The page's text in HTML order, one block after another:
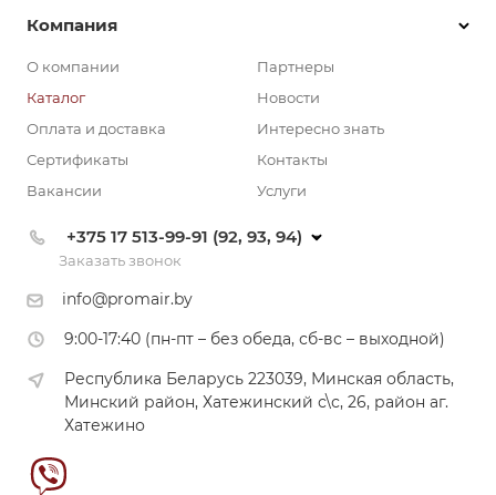
Компания
О компании
Каталог
Оплата и доставка
Сертификаты
Вакансии
Партнеры
Новости
Интересно знать
Контакты
Услуги
+375 17 513-99-91 (92, 93, 94)
Заказать звонок
info@promair.by
9:00-17:40 (пн-пт – без обеда, сб-вс – выходной)
Республика Беларусь 223039, Минская область,
Минский район, Хатежинский с\с, 26, район аг.
Хатежино